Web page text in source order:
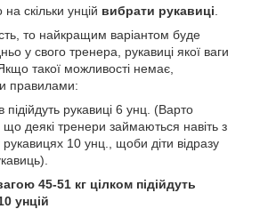
скільки унцій вибрати рукавиці
то найкращим варіантом буде
у свого тренера, рукавиці якої ваги
такої можливості немає,
правилами:
підійдуть рукавиці 6 унц. (Варто
що деякі тренери займаються навіть з
10 унц., щоби діти відразу
45-51 кг цілком підійдуть
унцій